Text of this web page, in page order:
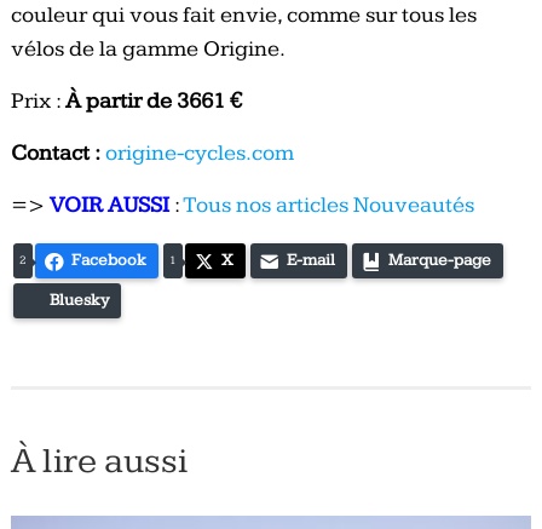
couleur qui vous fait envie, comme sur tous les
vélos de la gamme Origine.
Prix :À partir de 3661 €
Contact :origine-cycles.com
=>VOIR AUSSI:Tous nos articles Nouveautés
2 Facebook 1 X E-mail Marque-page
Bluesky
À lire aussi